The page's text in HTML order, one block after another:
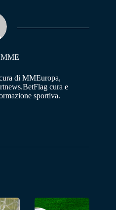
MME
di MMEuropa,
cura e
sportiva.